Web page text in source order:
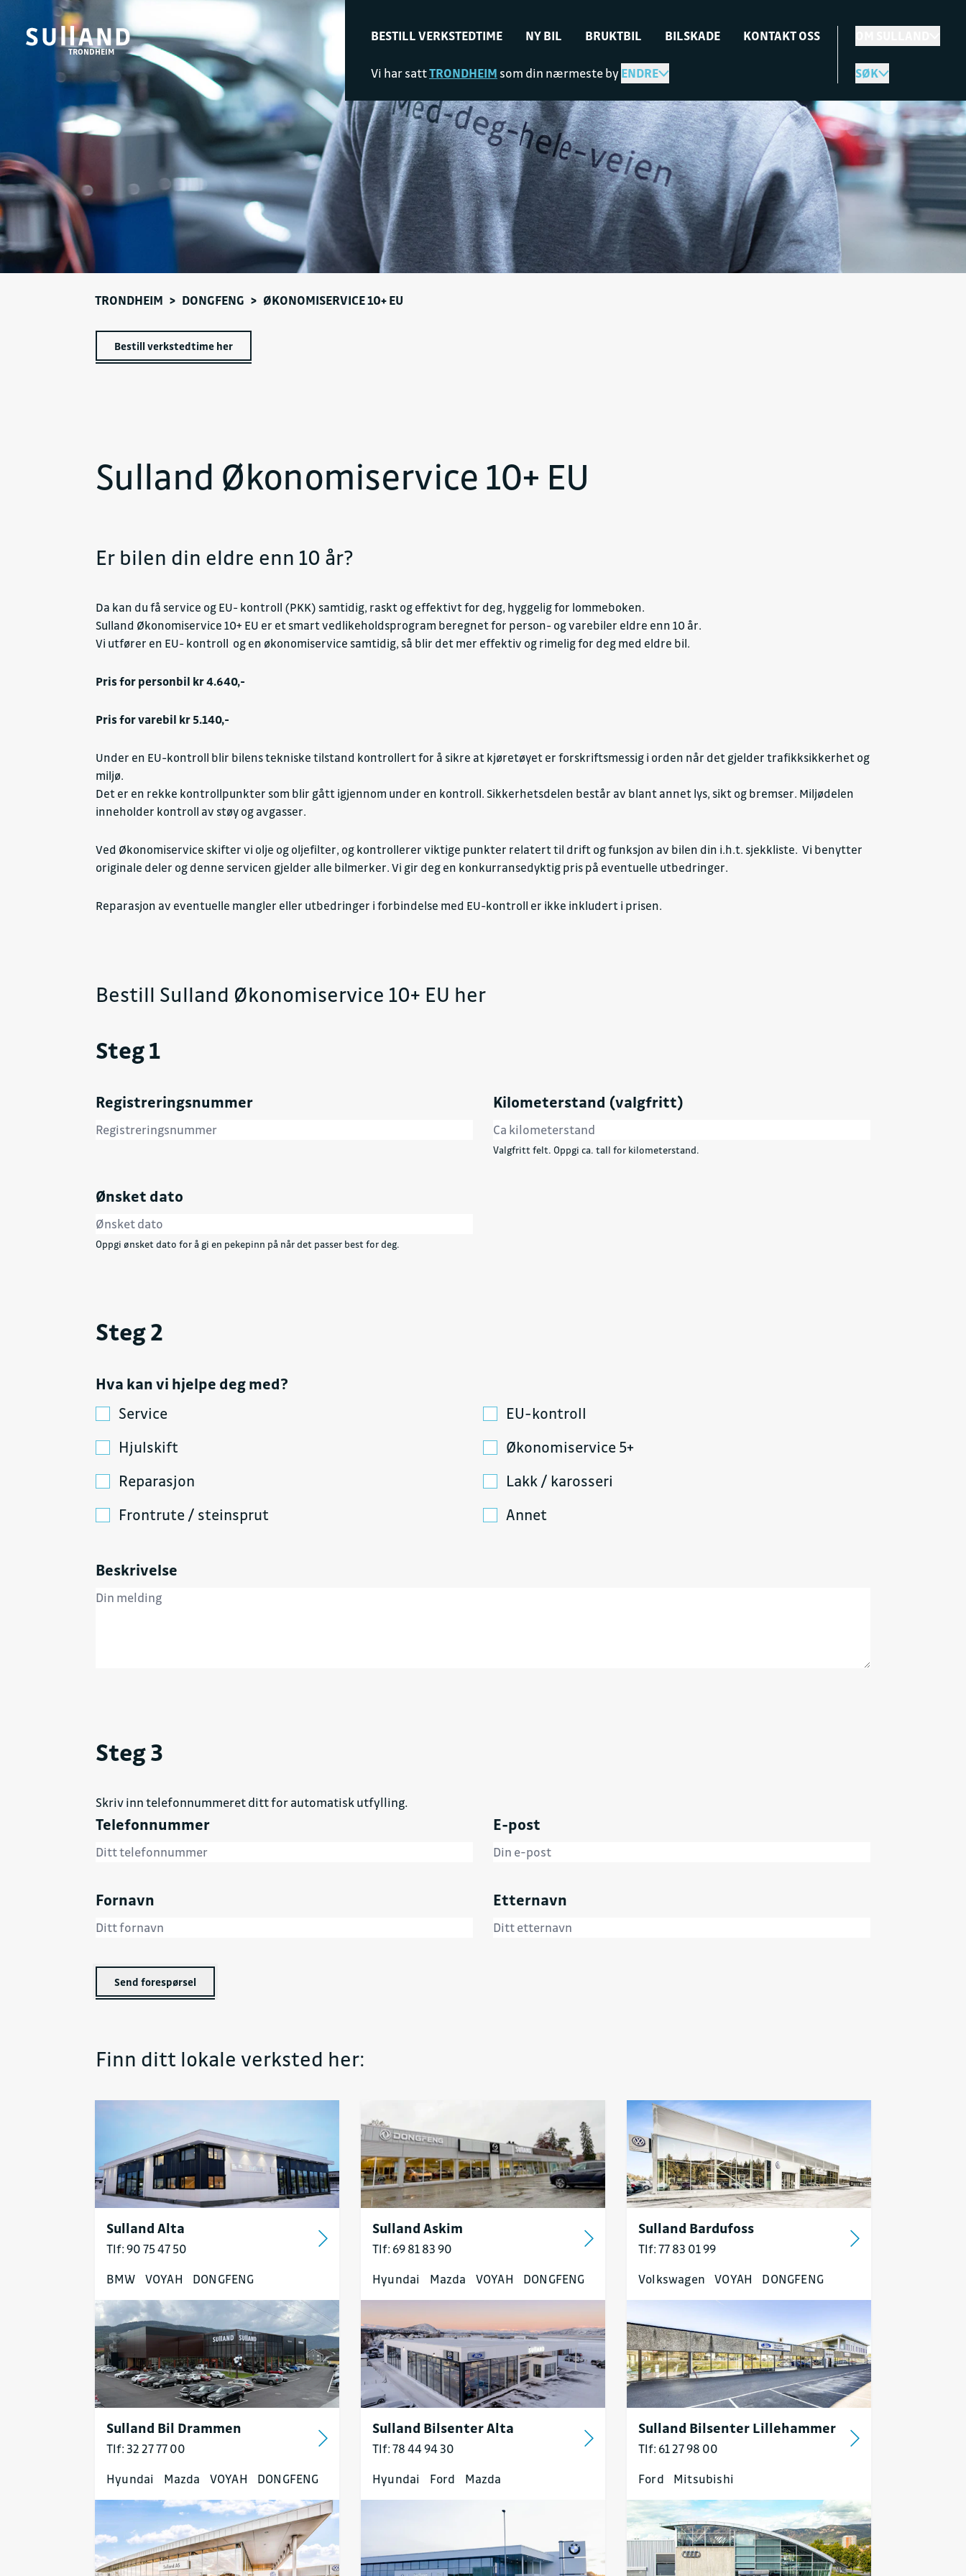
TRONDHEIM
BESTILL VERKSTEDTIME NY BIL BRUKTBIL BILSKADE KONTAKT OSS
Vi har sattTRONDHEIM som din nærmeste byENDRE SØK
TRONDHEIM > DONGFENG > ØKONOMISERVICE 10+ EU
Bestill verkstedtime her
Sulland Økonomiservice 10+ EU
Er bilen din eldre enn 10 år?
Da kan du få service og EU- kontroll (PKK) samtidig, raskt og effektivt for deg, hyggelig for lommeboken.
Sulland Økonomiservice 10+ EU er et smart vedlikeholdsprogram beregnet for person- og varebiler eldre enn 10 år.
Vi utfører en EU- kontroll og en økonomiservice samtidig, så blir det mer effektiv og rimelig for deg med eldre bil.
Pris for personbil kr 4.640,-
Pris for varebil kr 5.140,-
Under en EU-kontroll blir bilens tekniske tilstand kontrollert for å sikre at kjøretøyet er forskriftsmessig i orden når det gjelder trafikksikkerhet og
miljø.
Det er en rekke kontrollpunkter som blir gått igjennom under en kontroll. Sikkerhetsdelen består av blant annet lys, sikt og bremser. Miljødelen
inneholder kontroll av støy og avgasser.
Ved Økonomiservice skifter vi olje og oljefilter, og kontrollerer viktige punkter relatert til drift og funksjon av bilen din i.h.t. sjekkliste. Vi benytter
originale deler og denne servicen gjelder alle bilmerker. Vi gir deg en konkurransedyktig pris på eventuelle utbedringer.
Reparasjon av eventuelle mangler eller utbedringer i forbindelse med EU-kontroll er ikke inkludert i prisen.
Bestill Sulland Økonomiservice 10+ EU her
Steg 1
Registreringsnummer Kilometerstand (valgfritt)
Valgfritt felt. Oppgi ca. tall for kilometerstand.
Ønsket dato
Oppgi ønsket dato for å gi en pekepinn på når det passer best for deg.
Steg 2
Hva kan vi hjelpe deg med?
Service
EU-kontroll
Hjulskift
Økonomiservice 5+
Reparasjon
Lakk / karosseri
Frontrute / steinsprut
Annet
Beskrivelse
Steg 3
Skriv inn telefonnummeret ditt for automatisk utfylling.
Telefonnummer E-post
Fornavn Etternavn
Send forespørsel
Finn ditt lokale verksted her:
Sulland Alta
Tlf: 90 75 47 50
BMW
VOYAH DONGFENG
Sulland Askim
Tlf: 69 81 83 90
Hyundai
Mazda VOYAH DONGFENG
Sulland Bardufoss
Tlf: 77 83 01 99
Volkswagen
VOYAH DONGFENG
Sulland Bil Drammen
Tlf: 32 27 77 00
Hyundai
Mazda VOYAH DONGFENG
Sulland Bilsenter Alta
Tlf: 78 44 94 30
Hyundai
Ford Mazda
Sulland Bilsenter Lillehammer
Tlf: 61 27 98 00
Ford
Mitsubishi